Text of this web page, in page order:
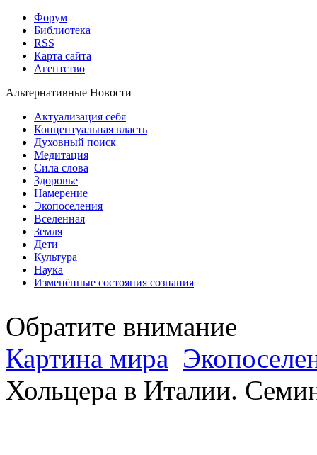
Форум
Библиотека
RSS
Карта сайта
Агентство
Альтернативные Новости
Актуализация себя
Концептуальная власть
Духовный поиск
Медитация
Сила слова
Здоровье
Намерение
Экопоселения
Вселенная
Земля
Дети
Культура
Наука
Изменённые состояния сознания
Обратите внимание
Картина мира
Хольцера в Италии.